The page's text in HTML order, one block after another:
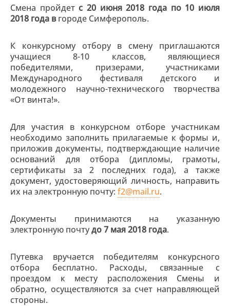
Смена пройдет с 20 июня 2018 года по 10 июля
2018 года вгороде Симферополь.
К конкурсному отбору в смену приглашаются
учащиеся 8-10 классов, являющиеся
победителями, призерами, участниками
Международного фестиваля детского и
молодежного научно-технического творчества
«От винта!».
Для участия в конкурсном отборе участникам
необходимо заполнить прилагаемые к формы и,
приложив документы, подтверждающие наличие
оснований для отбора (дипломы, грамоты,
сертификаты за 2 последних года), а также
документ, удостоверяющий личность, направить
их на электронную почту: f2@mail.ru.
Документы принимаются на указанную
электронную почтудо 7 мая 2018 года.
Путевка вручается победителям конкурсного
отбора бесплатно. Расходы, связанные с
проездом к месту расположения Смены и
обратно, осуществляются за счет направляющей
стороны.